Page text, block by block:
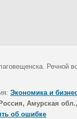
Речной
Экономика и
Россия, Амурская
об ошибке